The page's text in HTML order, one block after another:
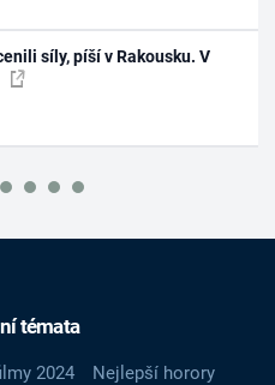
síly, píší v Rakousku. V
témata
2024
Nejlepší horory